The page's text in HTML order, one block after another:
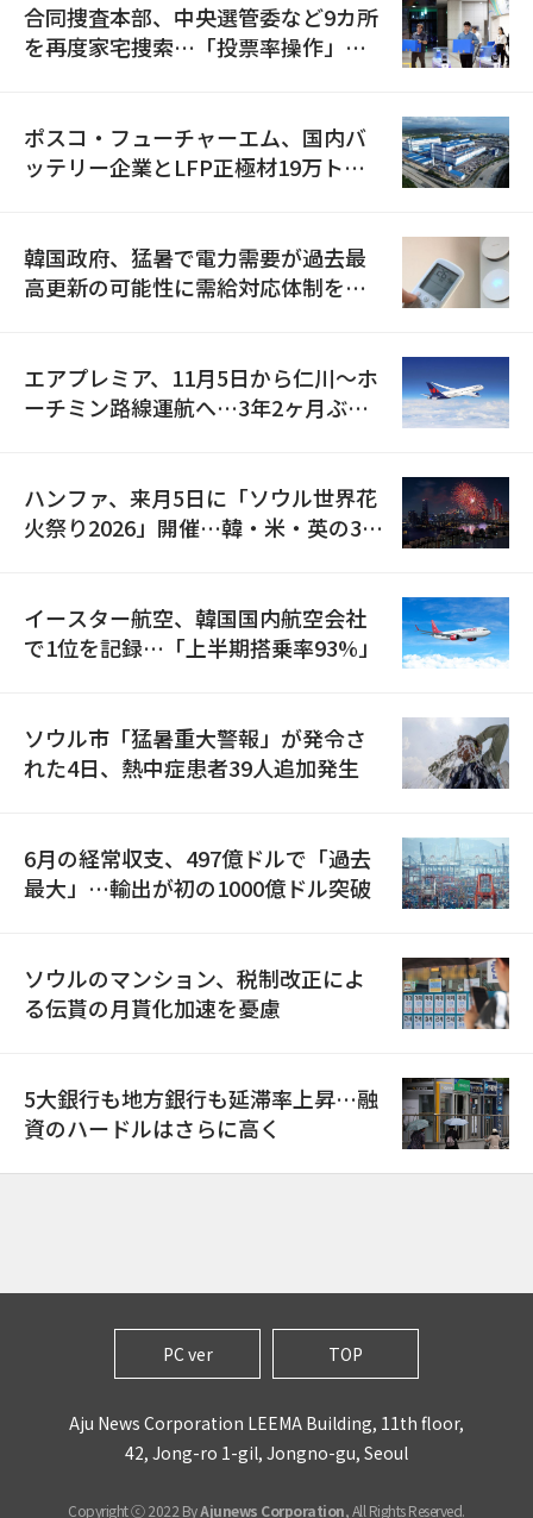
合同捜査本部、中央選管委など9カ所
を再度家宅捜索…「投票率操作」の
ポスコ・フューチャーエム、国内バ
ッテリー企業とLFP正極材19万トン
韓国政府、猛暑で電力需要が過去最
高更新の可能性に需給対応体制を点
エアプレミア、11月5日から仁川〜ホ
ーチミン路線運航へ…3年2ヶ月ぶり
ハンファ、来月5日に「ソウル世界花
火祭り2026」開催…韓・米・英の3カ
イースター航空、韓国国内航空会社
で1位を記録…「上半期搭乗率93%」
ソウル市「猛暑重大警報」が発令さ
れた4日、熱中症患者39人追加発生
6月の経常収支、497億ドルで「過去
最大」…輸出が初の1000億ドル突破
ソウルのマンション、税制改正によ
る伝貰の月貰化加速を憂慮
5大銀行も地方銀行も延滞率上昇…融
資のハードルはさらに高く
PC ver TOP
Aju News Corporation LEEMA Building, 11th floor,
42, Jong-ro 1-gil, Jongno-gu, Seoul
Copyright ⓒ 2022 ByAjunews Corporation, All Rights Reserved.